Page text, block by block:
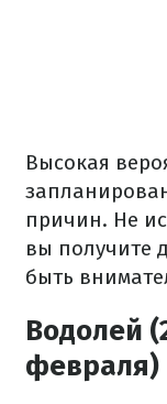
Высокая
причин. Не
вы получите
быть
Водолей
февраля)